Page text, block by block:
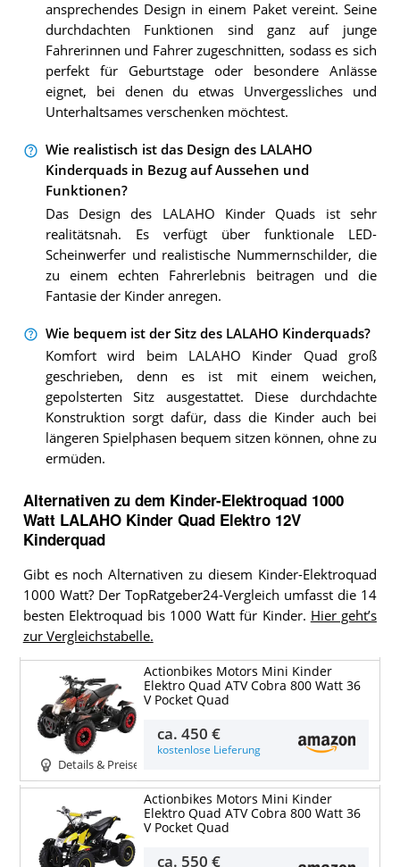
ansprechendes Design in einem Paket vereint. Seine
durchdachten Funktionen sind ganz auf junge
Fahrerinnen und Fahrer zugeschnitten, sodass es sich
perfekt für Geburtstage oder besondere Anlässe
eignet, bei denen du etwas Unvergessliches und
Unterhaltsames verschenken möchtest.
Wie realistisch ist das Design des LALAHO
Kinderquads in Bezug auf Aussehen und
Funktionen?
Das Design des LALAHO Kinder Quads ist sehr
realitätsnah. Es verfügt über funktionale LED-
Scheinwerfer und realistische Nummernschilder, die
zu einem echten Fahrerlebnis beitragen und die
Fantasie der Kinder anregen.
Wie bequem ist der Sitz des LALAHO Kinderquads?
Komfort wird beim LALAHO Kinder Quad groß
geschrieben, denn es ist mit einem weichen,
gepolsterten Sitz ausgestattet. Diese durchdachte
Konstruktion sorgt dafür, dass die Kinder auch bei
längeren Spielphasen bequem sitzen können, ohne zu
ermüden.
Alternativen zu dem Kinder-Elektroquad 1000
Watt LALAHO Kinder Quad Elektro 12V
Kinderquad
Gibt es noch Alternativen zu diesem Kinder-Elektroquad
1000 Watt? Der TopRatgeber24-Vergleich umfasst die 14
besten Elektroquad bis 1000 Watt für Kinder. Hier geht’s
zur Vergleichstabelle.
Details & Preise
Actionbikes Motors Mini Kinder
Elektro Quad ATV Cobra 800 Watt 36
V Pocket Quad
ca.450 €
kostenlose Lieferung
Actionbikes Motors Mini Kinder
Elektro Quad ATV Cobra 800 Watt 36
V Pocket Quad
ca. 550 €